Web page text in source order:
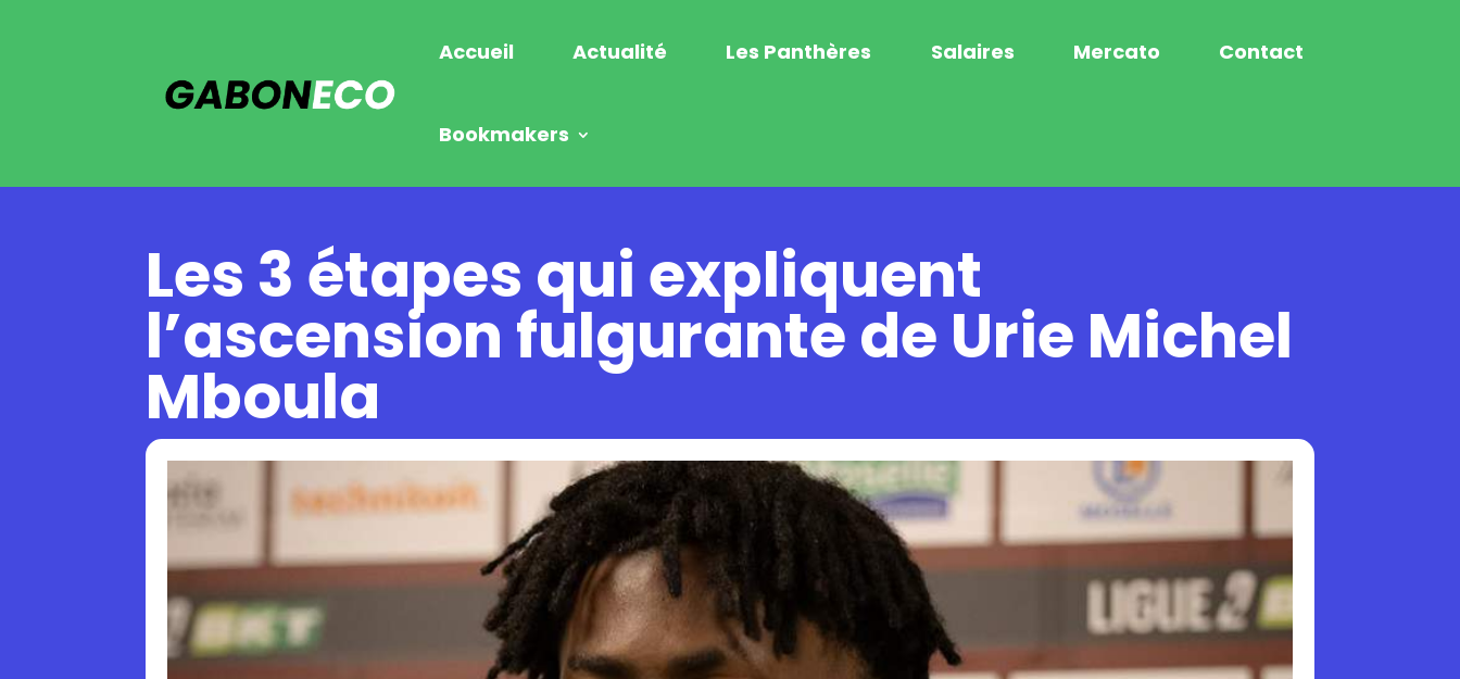
Accueil Actualité Les Panthères Salaires Mercato Contact
Bookmakers
Les 3 étapes qui expliquent
l’ascension fulgurante de Urie Michel
Mboula